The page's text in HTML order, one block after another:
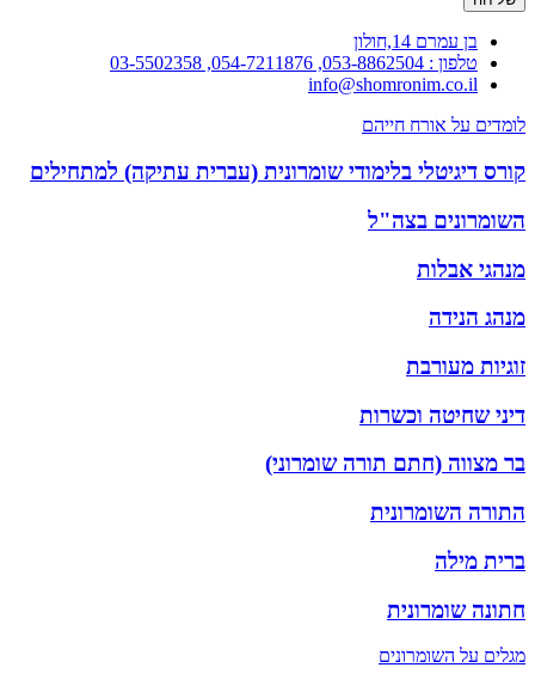
בן עמרם 14,חולון
טלפון : 053-8862504, 054-7211876, 03-5502358
info@shomronim.co.il
לומדים על אורח חייהם
קורס דיגיטלי בלימודי שומרונית (עברית עתיקה) למתחילים
השומרונים בצה"ל
מנהגי אבלות
מנהג הנידה
זוגיות מעורבת
דיני שחיטה וכשרות
בר מצווה (חתם תורה שומרוני)
התורה השומרונית
ברית מילה
חתונה שומרונית
מגלים על השומרונים